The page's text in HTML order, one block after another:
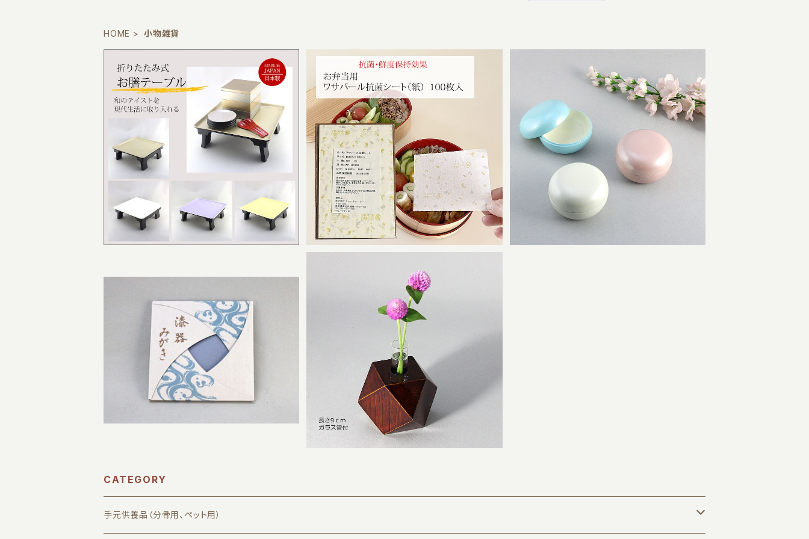
HOME 小物雑貨
お膳テーブル☆ミニ 折りたたみ式 軽くて
持ち運びに便利！
¥4,400
抗菌作用！鮮度保持！お弁当に便利な環境に
優しいパルプ100％のワサパール抗菌シート
（紙） 16×10cm100枚入
¥1,870
おしゃれなマカロン型アクセサリーケース
¥3,630
漆器みがき スーパークリーナークロス 漆器
ふきん
¥1,650
一輪挿し 多面体 木地呂漆塗り（現代の名
工作）
¥11,000
CATEGORY
手元供養品（分骨用、ペット用）